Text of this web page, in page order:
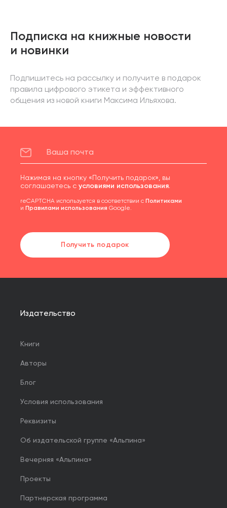
Подписка на книжные новости
и новинки
Подпишитесь на рассылку и получите в подарок
правила цифрового этикета и эффективного
общения из новой книги Максима Ильяхова.
Нажимая на кнопку «Получить подарок», вы
соглашаетесь с условиями использования.
reCAPTCHA используется в соответствии с Политиками
и Правилами использования Google.
Получить подарок
Издательство
Книги
Авторы
Блог
Условия использования
Реквизиты
Об издательской группе «Альпина»
Вечерняя «Альпина»
Проекты
Партнерская программа